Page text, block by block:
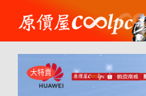
content
大特賣